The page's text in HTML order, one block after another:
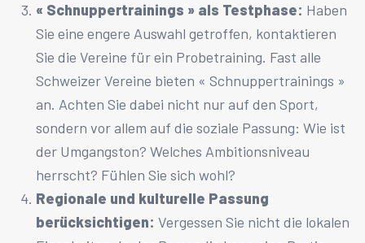
« Schnuppertrainings » als Testphase: Haben
Sie eine engere Auswahl getroffen, kontaktieren
Sie die Vereine für ein Probetraining. Fast alle
Schweizer Vereine bieten « Schnuppertrainings »
an. Achten Sie dabei nicht nur auf den Sport,
sondern vor allem auf die soziale Passung: Wie ist
der Umgangston? Welches Ambitionsniveau
herrscht? Fühlen Sie sich wohl?
Regionale und kulturelle Passung
berücksichtigen: Vergessen Sie nicht die lokalen